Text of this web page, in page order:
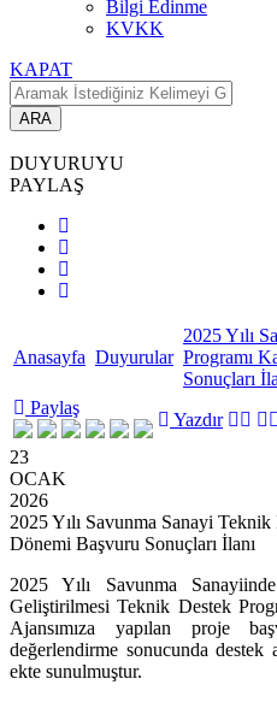
Bilgi Edinme
KVKK
KAPAT
ARA
DUYURUYU
PAYLAŞ
Anasayfa Duyurular
2025 Yılı
Programı
Sonuçları
Paylaş
Yazdır
23
OCAK
2026
2025 Yılı Savunma Sanayi
Dönemi Başvuru Sonuçları İlanı
2025 Yılı Savunma
Geliştirilmesi Teknik Destek
Ajansımıza yapılan proje
değerlendirme sonucunda
ekte sunulmuştur.